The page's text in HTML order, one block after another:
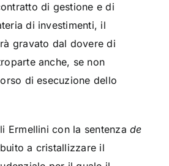
di gestione e di
di investimenti, il
gravato dal dovere di
anche, se non
di esecuzione dello
Ermellini con la sentenzade
a cristallizzare il